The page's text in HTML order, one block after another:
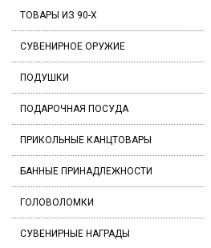
ТОВАРЫ ИЗ 90-Х
СУВЕНИРНОЕ ОРУЖИЕ
ПОДУШКИ
ПОДАРОЧНАЯ ПОСУДА
ПРИКОЛЬНЫЕ КАНЦТОВАРЫ
БАННЫЕ ПРИНАДЛЕЖНОСТИ
ГОЛОВОЛОМКИ
СУВЕНИРНЫЕ НАГРАДЫ